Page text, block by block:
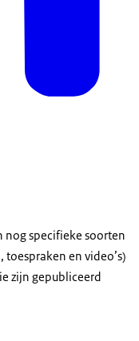
nog specifieke soorten
en video’s)
zijn gepubliceerd